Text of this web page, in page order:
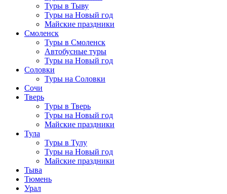
Туры в Тыву
Туры на Новый год
Майские праздники
Смоленск
Туры в Смоленск
Автобусные туры
Туры на Новый год
Соловки
Туры на Соловки
Сочи
Тверь
Туры в Тверь
Туры на Новый год
Майские праздники
Тула
Туры в Тулу
Туры на Новый год
Майские праздники
Тыва
Тюмень
Урал